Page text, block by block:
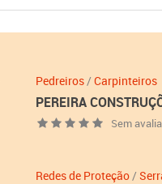
Pedreiros/Carpinteiros
PEREIRA
Sem
Redes de Proteção/